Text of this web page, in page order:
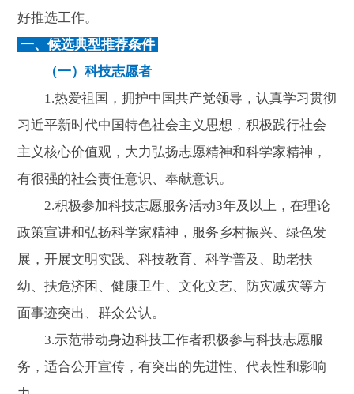
好推选工作。
一、候选典型推荐条件
（一）科技志愿者
1.热爱祖国，拥护中国共产党领导，认真学习贯彻
习近平新时代中国特色社会主义思想，积极践行社会
主义核心价值观，大力弘扬志愿精神和科学家精神，
有很强的社会责任意识、奉献意识。
2.积极参加科技志愿服务活动3年及以上，在理论
政策宣讲和弘扬科学家精神，服务乡村振兴、绿色发
展，开展文明实践、科技教育、科学普及、助老扶
幼、扶危济困、健康卫生、文化文艺、防灾减灾等方
面事迹突出、群众公认。
3.示范带动身边科技工作者积极参与科技志愿服
务，适合公开宣传，有突出的先进性、代表性和影响